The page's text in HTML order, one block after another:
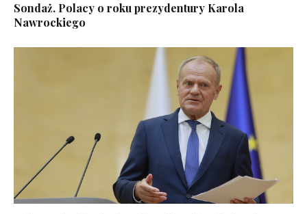
Sondaż. Polacy o roku prezydentury Karola
Nawrockiego